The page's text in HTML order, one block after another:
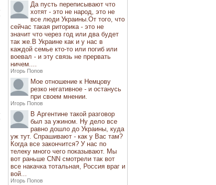
Да пусть переписывают что
хотят - это не народ, это не
все люди Украины.От того, что
сейчас такая риторика - это не
значит что через год или два будет
так же.В Украине как и у нас в
каждой семье кто-то или погиб или
воевал - и эту связь не прервать
ничем....
Игорь Попов
Мое отношение к Немцову
резко негативное - и останусь
при своем мнении.
Игорь Попов
В Аргентине такой разговор
был за ужином. Ну дело все
равно дошло до Украины, куда
уж тут. Спрашивают - как у Вас там?
Когда все закончится? У нас по
телеку много чего показывают. Мы
вот раньше CNN смотрели так вот
все накачка тотальная, Россия враг и
вой...
Игорь Попов